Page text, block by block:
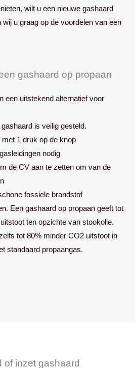
wilt u een nieuwe gashaard
wij u graag op de voordelen van een
gashaard op propaan
een uitstekend alternatief voor
is veilig gesteld.
1 druk op de knop
nodig
de CV aan te zetten om van de
fossiele brandstof
Een gashaard op propaan geeft tot
ten opzichte van stookolie.
tot 80% minder CO2 uitstoot in
standaard propaangas.
of inzet gashaard